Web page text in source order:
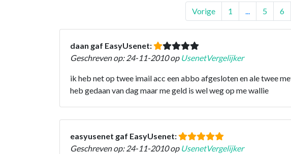
Vorige 1 5 6
daan gaf EasyUsenet:
Geschreven op: 24-11-2010 op UsenetVergelijker
ik heb net op twee imail acc een abbo afgesloten en ale twee
heb gedaan van dag maar me geld is wel weg op me wallie
easyusenet gaf EasyUsenet:
Geschreven op: 24-11-2010 op UsenetVergelijker